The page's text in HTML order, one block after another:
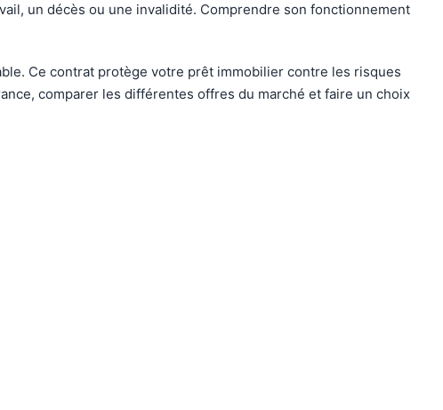
un décès ou une invalidité. Comprendre son fonctionnement
Ce contrat protège votre prêt immobilier contre les risques
comparer les différentes offres du marché et faire un choix